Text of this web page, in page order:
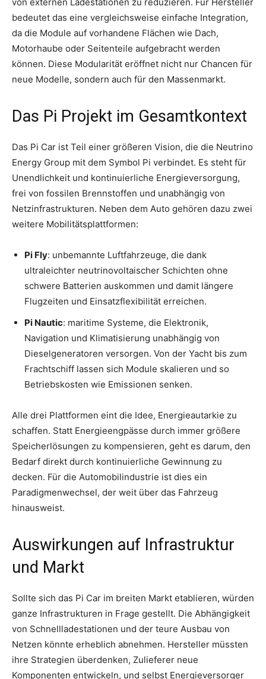
von externen Ladestationen zu reduzieren. Für Hersteller
bedeutet das eine vergleichsweise einfache Integration,
da die Module auf vorhandene Flächen wie Dach,
Motorhaube oder Seitenteile aufgebracht werden
können. Diese Modularität eröffnet nicht nur Chancen für
neue Modelle, sondern auch für den Massenmarkt.
Das Pi Projekt im Gesamtkontext
Das Pi Car ist Teil einer größeren Vision, die die Neutrino
Energy Group mit dem Symbol Pi verbindet. Es steht für
Unendlichkeit und kontinuierliche Energieversorgung,
frei von fossilen Brennstoffen und unabhängig von
Netzinfrastrukturen. Neben dem Auto gehören dazu zwei
weitere Mobilitätsplattformen:
Pi Fly: unbemannte Luftfahrzeuge, die dank
ultraleichter neutrinovoltaischer Schichten ohne
schwere Batterien auskommen und damit längere
Flugzeiten und Einsatzflexibilität erreichen.
Pi Nautic: maritime Systeme, die Elektronik,
Navigation und Klimatisierung unabhängig von
Dieselgeneratoren versorgen. Von der Yacht bis zum
Frachtschiff lassen sich Module skalieren und so
Betriebskosten wie Emissionen senken.
Alle drei Plattformen eint die Idee, Energieautarkie zu
schaffen. Statt Energieengpässe durch immer größere
Speicherlösungen zu kompensieren, geht es darum, den
Bedarf direkt durch kontinuierliche Gewinnung zu
decken. Für die Automobilindustrie ist dies ein
Paradigmenwechsel, der weit über das Fahrzeug
hinausweist.
Auswirkungen auf Infrastruktur
und Markt
Sollte sich das Pi Car im breiten Markt etablieren, würden
ganze Infrastrukturen in Frage gestellt. Die Abhängigkeit
von Schnellladestationen und der teure Ausbau von
Netzen könnte erheblich abnehmen. Hersteller müssten
ihre Strategien überdenken, Zulieferer neue
Komponenten entwickeln, und selbst Energieversorger